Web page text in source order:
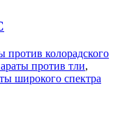
против колорадского
против тли,
широкого спектра